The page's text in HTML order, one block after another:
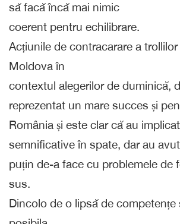
să facă încă mai nimic
coerent pentru echilibrare.
Acțiunile de contracarare a trollilor
Moldova în
contextul alegerilor de duminică,
reprezentat un mare succes și
România și este clar că au
semnificative în spate, dar au avut
puțin de-a face cu problemele de
sus.
Dincolo de o lipsă de competențe